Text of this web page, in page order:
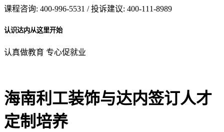
课程咨询: 400-996-5531 / 投诉建议: 400-111-8989
认识达内从这里开始
认真做教育 专心促就业
海南利工装饰与达内签订人才
定制培养